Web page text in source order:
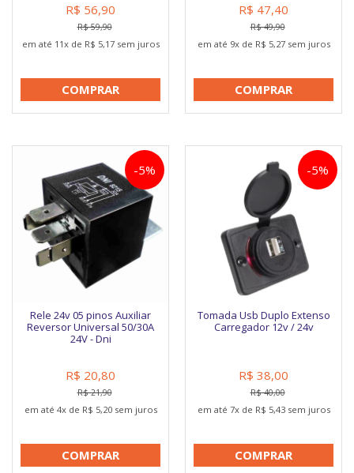
R$ 56,90
R$ 59,90
em até 11x de R$ 5,17 sem juros
COMPRAR
R$ 47,40
R$ 49,90
em até 9x de R$ 5,27 sem juros
COMPRAR
Rele 24v 05 pinos Auxiliar
Reversor Universal 50/30A
24V - Dni
R$ 20,80
R$ 21,90
-5%
em até 4x de R$ 5,20 sem juros
COMPRAR
Tomada Usb Duplo Extenso
Carregador 12v / 24v
R$ 38,00
R$ 40,00
-5%
em até 7x de R$ 5,43 sem juros
COMPRAR